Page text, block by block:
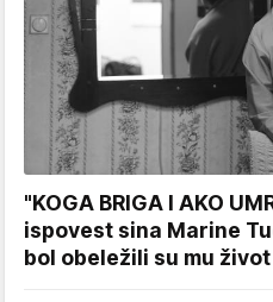
"KOGA BRIGA I AKO
ispovest sina Marine
bol obeležili su mu život